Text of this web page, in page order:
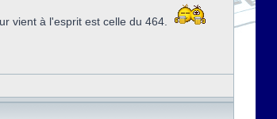
vient à l'esprit est celle du 464.